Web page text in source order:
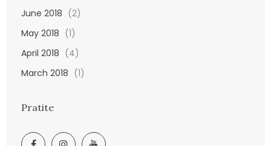
June 2018 (2)
May 2018 (1)
April 2018 (4)
March 2018 (1)
Pratite